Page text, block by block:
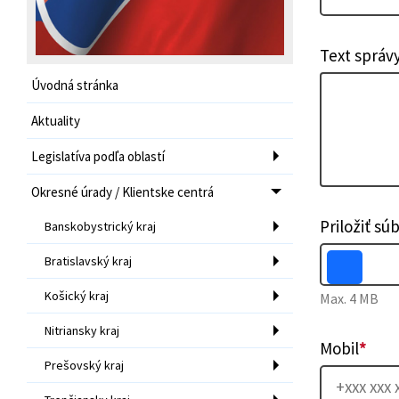
Úvodná stránka
Aktuality
Legislatíva podľa oblastí
Okresné úrady / Klientske centrá
Banskobystrický kraj
Bratislavský kraj
Košický kraj
Nitriansky kraj
Prešovský kraj
Text
Priložiť
Max. 4 MB
Mobil*